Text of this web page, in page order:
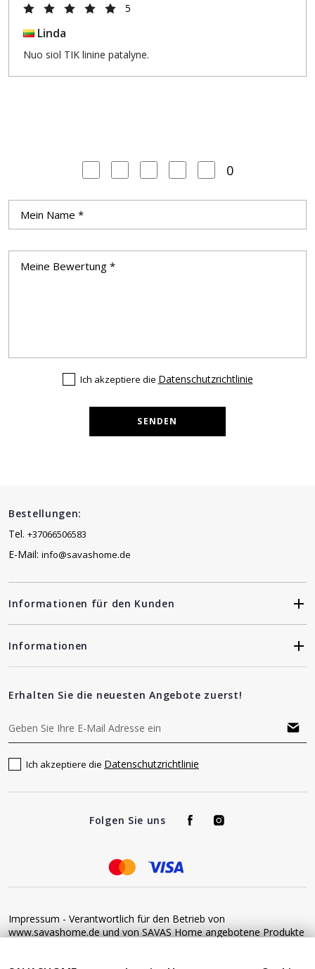
5
Linda
Nuo siol TIK linine patalyne.
0
Ich akzeptiere die Datenschutzrichtlinie
SENDEN
Bestellungen:
Tel. +37066506583
E-Mail: info@savashome.de
Informationen für den Kunden
Informationen
Erhalten Sie die neuesten Angebote zuerst!
Ich akzeptiere die Datenschutzrichtlinie
Folgen Sie uns
Impressum - Verantwortlich für den Betrieb von
www.savashome.de und von SAVAS Home angebotene Produkte